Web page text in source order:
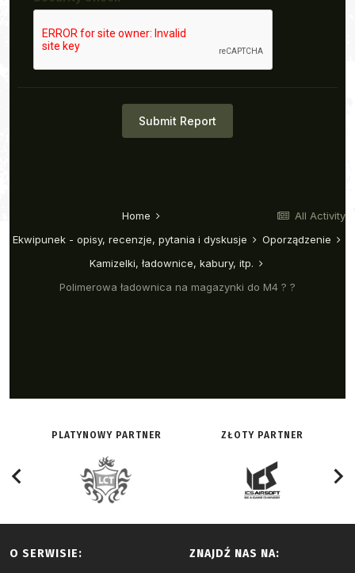
PLATYNOWY PARTNER ZŁOTY PARTNER
O SERWISIE: ZNAJDŹ NAS NA: